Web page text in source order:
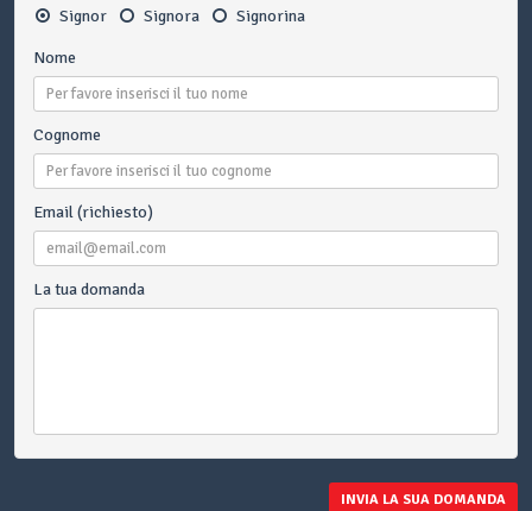
Signor Signora Signorina
Nome
Cognome
Email (richiesto)
La tua domanda
INVIA LA SUA DOMANDA